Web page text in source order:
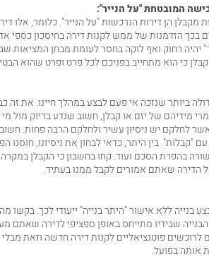
המובטחת "על הנייר":
הן דירות הנרכשות "על הנייר". כלומר, אלו
בכך הזדמנות של ממש לקנות דירה בחיסכון כספי
יהיה רחוק ואף לוקה בחסר לעומת מבחן המציאות
כי הוא מתחייב בפניכם לכל פרט ופרט שהוא
ביותר שנזכה אי פעם לבצע במהלך חיינו. את זה
מידיהם של יזם או קבלן, חשוב שנדע בדיוק מול
לחלקם יש ניסיון עשיר ולחלקם הרבה פחות.
"קבלות". בין היתר, כדאי לבחון את ניסיונו, חוסנו
בהפרת הסכם ועוד. קחו בחשבון כי הקבלן
בנייה ללא אישור "היתר בנייה" ייעודי לכך. בקשו
הבנייה שבידיו מתייחס באופן ספציפי לדירה שאתם
לרוכשים פוטנציאליים לקנות דירה חדשה וזאת
אותה בפועל.